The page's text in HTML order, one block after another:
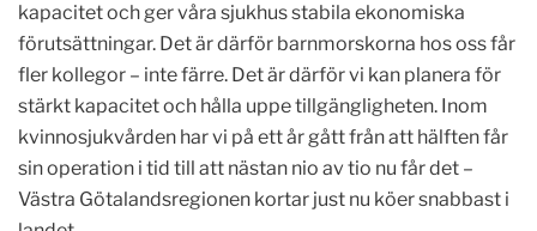
kapacitet och ger våra sjukhus stabila ekonomiska
förutsättningar. Det är därför barnmorskorna hos oss får
fler kollegor – inte färre. Det är därför vi kan planera för
stärkt kapacitet och hålla uppe tillgängligheten. Inom
kvinnosjukvården har vi på ett år gått från att hälften får
sin operation i tid till att nästan nio av tio nu får det –
Västra Götalandsregionen kortar just nu köer snabbast i